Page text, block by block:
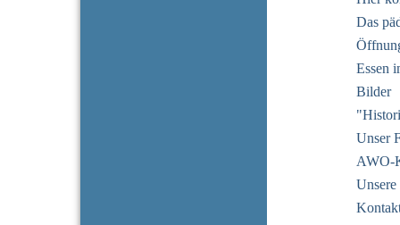
Das
Essen
Bilder
Unser
AWO-
Unsere